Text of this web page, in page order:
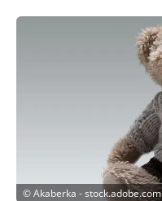
©Akaberka - stock.adobe.com